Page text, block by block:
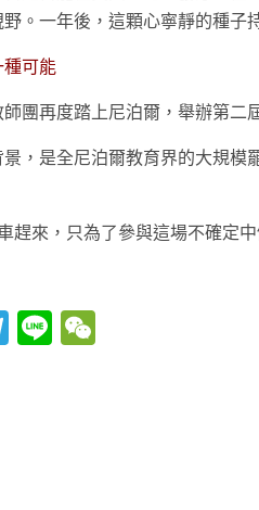
。一年後，這顆心寧靜的種子
可能
團再度踏上尼泊爾，舉辦第二
景，是全尼泊爾教育界的大規
趕來，只為了參與這場不確定
Telegram
Line